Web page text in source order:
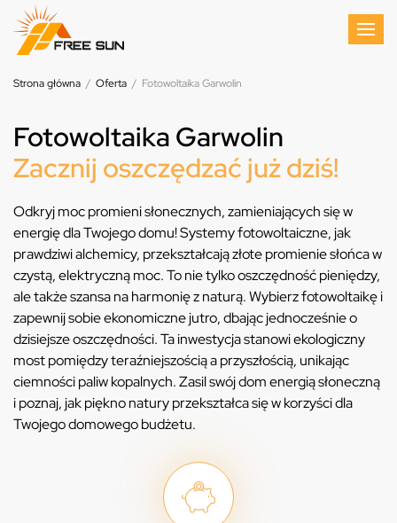
Strona główna / Oferta / Fotowoltaika Garwolin
Fotowoltaika Garwolin
Zacznij oszczędzać już dziś!
Odkryj moc promieni słonecznych, zamieniających się w
energię dla Twojego domu! Systemy fotowoltaiczne, jak
prawdziwi alchemicy, przekształcają złote promienie słońca w
czystą, elektryczną moc. To nie tylko oszczędność pieniędzy,
ale także szansa na harmonię z naturą. Wybierz fotowoltaikę i
zapewnij sobie ekonomiczne jutro, dbając jednocześnie o
dzisiejsze oszczędności. Ta inwestycja stanowi ekologiczny
most pomiędzy teraźniejszością a przyszłością, unikając
ciemności paliw kopalnych. Zasil swój dom energią słoneczną
i poznaj, jak piękno natury przekształca się w korzyści dla
Twojego domowego budżetu.